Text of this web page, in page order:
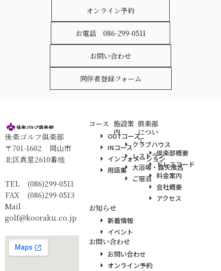
オンライン予約
お電話 086-299-0511
お問い合わせ
同伴者登録フォーム
後楽ゴルフ俱楽部
〒701-1602 岡山市
北区真星2610番地
TEL (086)299-0511
FAX (086)299-0513
Mail
golf@kooraku.co.jp
コース
OUTコース
INコース
インフォメーション
用語集
施設案
内
クラブハウス
レストラン
大浴場・露天風呂
ご宿泊
倶楽部
につい
て
倶楽部概要
ドレスコード
料金案内
会社概要
アクセス
お知らせ
新着情報
イベント
お問い合わせ
お問い合わせ
オンライン予約